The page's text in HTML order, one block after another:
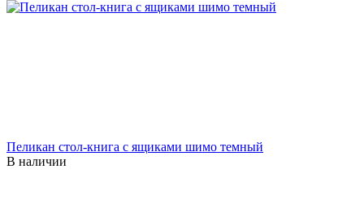
Пеликан стол-книга с ящиками шимо темный
В наличии